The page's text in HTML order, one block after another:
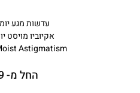
עדשות מגע
אקיוביו מויסט
Astigmatism
החל מ- 119 ₪